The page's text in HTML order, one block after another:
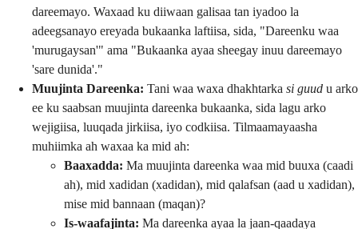
dareemayo. Waxaad ku diiwaan galisaa tan iyadoo la
adeegsanayo ereyada bukaanka laftiisa, sida, "Dareenku waa
'murugaysan'" ama "Bukaanka ayaa sheegay inuu dareemayo
'sare dunida'."
Muujinta Dareenka: Tani waa waxa dhakhtarka si guud u arko
ee ku saabsan muujinta dareenka bukaanka, sida lagu arko
wejigiisa, luuqada jirkiisa, iyo codkiisa. Tilmaamayaasha
muhiimka ah waxaa ka mid ah:
Baaxadda: Ma muujinta dareenka waa mid buuxa (caadi
ah), mid xadidan (xadidan), mid qalafsan (aad u xadidan),
mise mid bannaan (maqan)?
Is-waafajinta: Ma dareenka ayaa la jaan-qaadaya